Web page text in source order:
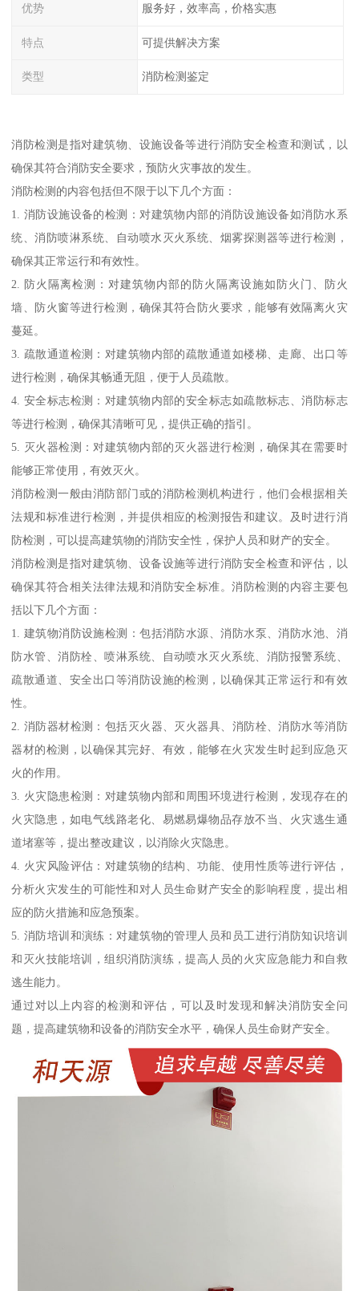
优势 服务好，效率高，价格实惠
特点 可提供解决方案
类型 消防检测鉴定
消防检测是指对建筑物、设施设备等进行消防安全检查和测试，以
确保其符合消防安全要求，预防火灾事故的发生。
消防检测的内容包括但不限于以下几个方面：
1. 消防设施设备的检测：对建筑物内部的消防设施设备如消防水系
统、消防喷淋系统、自动喷水灭火系统、烟雾探测器等进行检测，
确保其正常运行和有效性。
2. 防火隔离检测：对建筑物内部的防火隔离设施如防火门、防火
墙、防火窗等进行检测，确保其符合防火要求，能够有效隔离火灾
蔓延。
3. 疏散通道检测：对建筑物内部的疏散通道如楼梯、走廊、出口等
进行检测，确保其畅通无阻，便于人员疏散。
4. 安全标志检测：对建筑物内部的安全标志如疏散标志、消防标志
等进行检测，确保其清晰可见，提供正确的指引。
5. 灭火器检测：对建筑物内部的灭火器进行检测，确保其在需要时
能够正常使用，有效灭火。
消防检测一般由消防部门或的消防检测机构进行，他们会根据相关
法规和标准进行检测，并提供相应的检测报告和建议。及时进行消
防检测，可以提高建筑物的消防安全性，保护人员和财产的安全。
消防检测是指对建筑物、设备设施等进行消防安全检查和评估，以
确保其符合相关法律法规和消防安全标准。消防检测的内容主要包
括以下几个方面：
1. 建筑物消防设施检测：包括消防水源、消防水泵、消防水池、消
防水管、消防栓、喷淋系统、自动喷水灭火系统、消防报警系统、
疏散通道、安全出口等消防设施的检测，以确保其正常运行和有效
性。
2. 消防器材检测：包括灭火器、灭火器具、消防栓、消防水等消防
器材的检测，以确保其完好、有效，能够在火灾发生时起到应急灭
火的作用。
3. 火灾隐患检测：对建筑物内部和周围环境进行检测，发现存在的
火灾隐患，如电气线路老化、易燃易爆物品存放不当、火灾逃生通
道堵塞等，提出整改建议，以消除火灾隐患。
4. 火灾风险评估：对建筑物的结构、功能、使用性质等进行评估，
分析火灾发生的可能性和对人员生命财产安全的影响程度，提出相
应的防火措施和应急预案。
5. 消防培训和演练：对建筑物的管理人员和员工进行消防知识培训
和灭火技能培训，组织消防演练，提高人员的火灾应急能力和自救
逃生能力。
通过对以上内容的检测和评估，可以及时发现和解决消防安全问
题，提高建筑物和设备的消防安全水平，确保人员生命财产安全。